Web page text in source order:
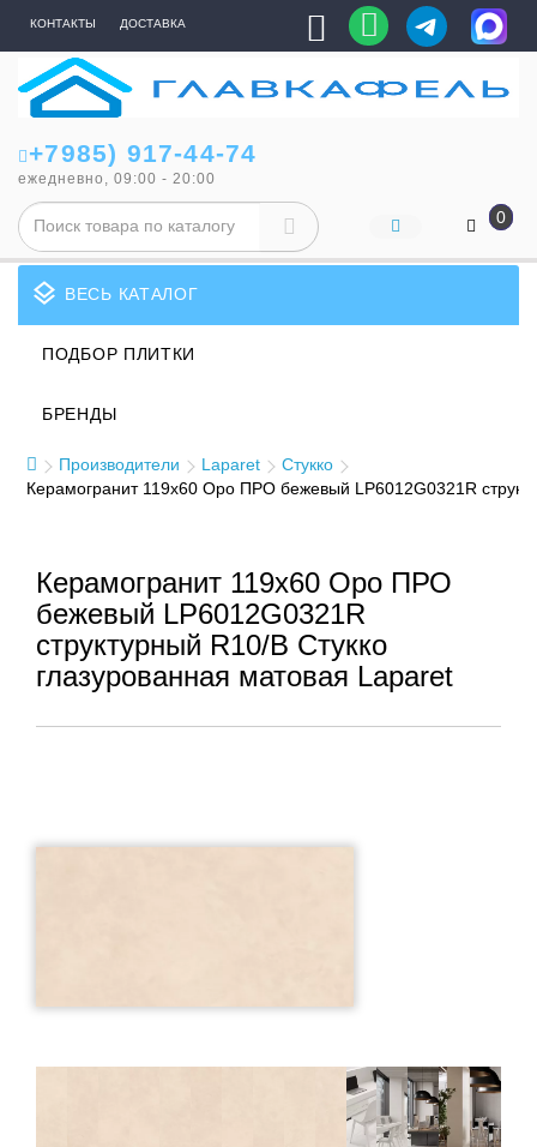
КОНТАКТЫ ДОСТАВКА
+7985) 917-44-74
ежедневно, 09:00 - 20:00
0
layers ВЕСЬ КАТАЛОГ
ПОДБОР ПЛИТКИ
БРЕНДЫ
Производители Laparet
Стукко
Керамогранит 119x60 Оро ПРО бежевый LP6012G0321R
Керамогранит 119x60 Оро ПРО
бежевый LP6012G0321R
структурный R10/B Стукко
глазурованная матовая Laparet